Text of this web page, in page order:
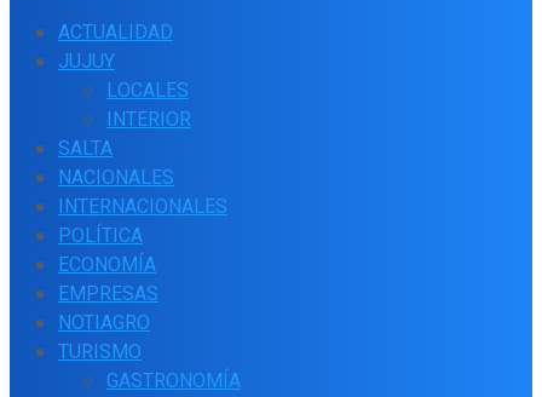
ACTUALIDAD
JUJUY
LOCALES
INTERIOR
SALTA
NACIONALES
INTERNACIONALES
POLÍTICA
ECONOMÍA
EMPRESAS
NOTIAGRO
TURISMO
GASTRONOMÍA